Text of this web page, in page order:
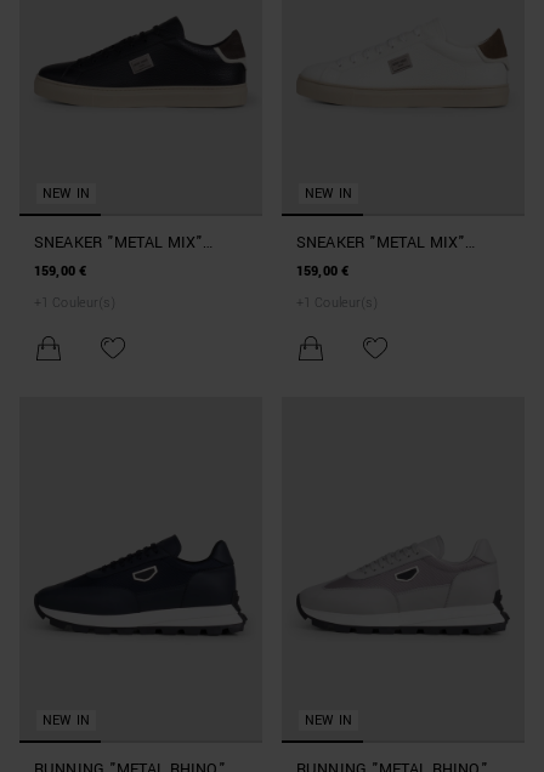
NEW IN
SNEAKER "METAL MIX"
NOIRE EN CUIR MARTELÉ
159,00 €
+
Couleur(s)
NEW IN
SNEAKER "METAL MIX"
BLANCHE EN CUIR MARTELÉ
159,00 €
+
Couleur(s)
NEW IN NEW IN